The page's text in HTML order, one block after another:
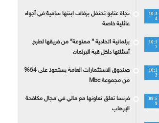
10:3
4
نجاة عتابو تحتفل بزفاف ابنتها سامية في أجواء
عائلية خاصة
10:1
7
برلمانية اتحادية ” ممنوعة” من فريقها لطرح
أسئلتها داخل قبة البرلمان
10:1
3
صندوق الاستثمارات العامة يستحوذ على 54%
من مجموعة Mbc
09:5
9
فرنسا تعلق تعاونها مع مالي في مجال مكافحة
الإرهاب